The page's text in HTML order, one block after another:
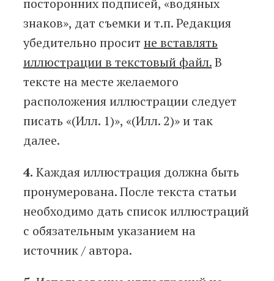
посторонних подписей, «водяных
знаков», дат съемки и т.п. Редакция
убедительно просит не вставлять
иллюстрации в текстовый файл.В
тексте на месте желаемого
расположения иллюстрации следует
писать «(Илл. 1)», «(Илл. 2)» и так
далее.
4. Каждая иллюстрация должна быть
пронумерована. После текста статьи
необходимо дать список иллюстраций
с обязательным указанием на
источник / автора.